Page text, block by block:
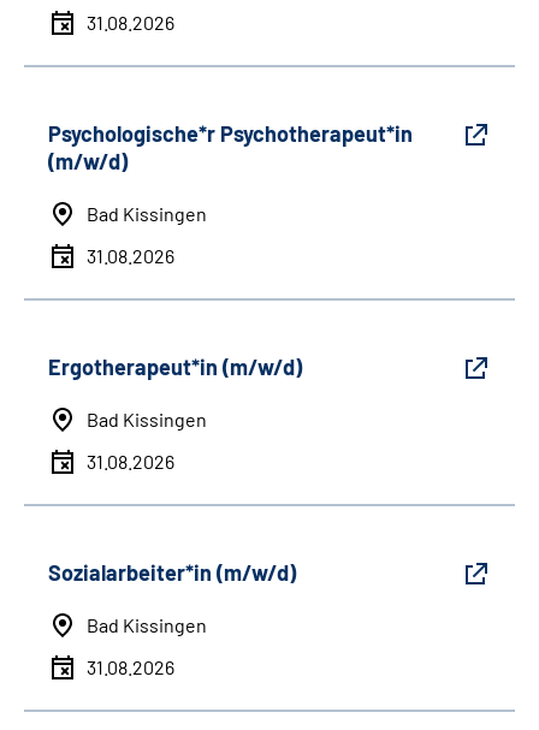
31.08.2026
Psychologische*r Psychotherapeut*in
(m/w/d)
Bad Kissingen
31.08.2026
Ergotherapeut*in (m/w/d)
Bad Kissingen
31.08.2026
Sozialarbeiter*in (m/w/d)
Bad Kissingen
31.08.2026